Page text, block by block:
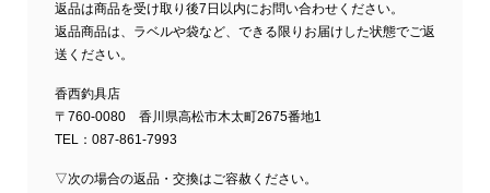
返品は商品を受け取り後7日以内にお問い合わせください。
返品商品は、ラベルや袋など、できる限りお届けした状態でご返
送ください。
香西釣具店
〒760-0080 香川県高松市木太町2675番地1
TEL：087-861-7993
▽次の場合の返品・交換はご容赦ください。